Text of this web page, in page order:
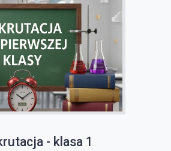
- klasa 1